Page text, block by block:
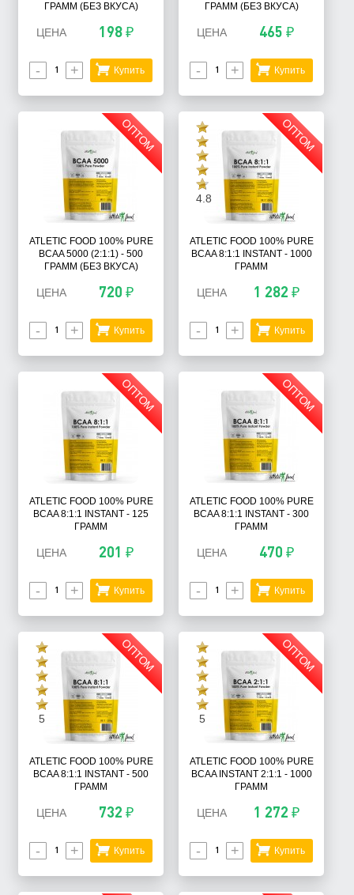
ГРАММ (БЕЗ ВКУСА)
ЦЕНА 198 ₽
- + Купить
ГРАММ (БЕЗ ВКУСА)
ЦЕНА 465 ₽
- + Купить
ОПТОМ
ATLETIC FOOD 100% PURE
BCAA 5000 (2:1:1) - 500
ГРАММ (БЕЗ ВКУСА)
ЦЕНА 720 ₽
- + Купить
ОПТОМ
4.8
ATLETIC FOOD 100% PURE
BCAA 8:1:1 INSTANT - 1000
ГРАММ
ЦЕНА 1 282 ₽
- + Купить
ОПТОМ
ATLETIC FOOD 100% PURE
BCAA 8:1:1 INSTANT - 125
ГРАММ
ЦЕНА 201 ₽
- + Купить
ОПТОМ
ATLETIC FOOD 100% PURE
BCAA 8:1:1 INSTANT - 300
ГРАММ
ЦЕНА 470 ₽
- + Купить
ОПТОМ
5
ATLETIC FOOD 100% PURE
BCAA 8:1:1 INSTANT - 500
ГРАММ
ЦЕНА 732 ₽
- + Купить
ОПТОМ
5
ATLETIC FOOD 100% PURE
BCAA INSTANT 2:1:1 - 1000
ГРАММ
ЦЕНА 1 272 ₽
- + Купить